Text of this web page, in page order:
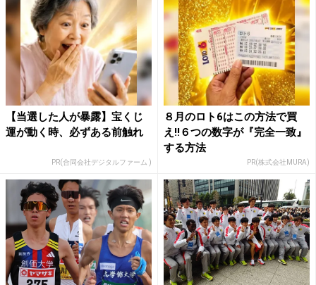
【当選した人が暴露】宝くじ
運が動く時、必ずある前触れ
PR(合同会社デジタルファーム )
８月のロト6はこの方法で買
え!!６つの数字が『完全一致』
する方法
PR(株式会社MURA)